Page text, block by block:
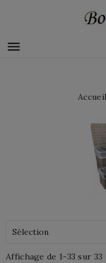

Accueil
Sélection
Affichage de 1-33 sur